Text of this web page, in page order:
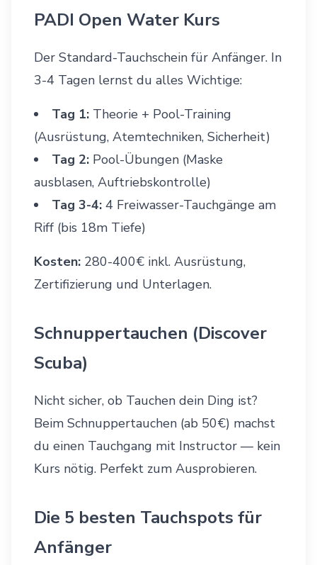
PADI Open Water Kurs
Der Standard-Tauchschein für Anfänger. In
3-4 Tagen lernst du alles Wichtige:
Tag 1: Theorie + Pool-Training
(Ausrüstung, Atemtechniken, Sicherheit)
Tag 2: Pool-Übungen (Maske
ausblasen, Auftriebskontrolle)
Tag 3-4: 4 Freiwasser-Tauchgänge am
Riff (bis 18m Tiefe)
Kosten: 280-400€ inkl. Ausrüstung,
Zertifizierung und Unterlagen.
Schnuppertauchen (Discover
Scuba)
Nicht sicher, ob Tauchen dein Ding ist?
Beim Schnuppertauchen (ab 50€) machst
du einen Tauchgang mit Instructor — kein
Kurs nötig. Perfekt zum Ausprobieren.
Die 5 besten Tauchspots für
Anfänger